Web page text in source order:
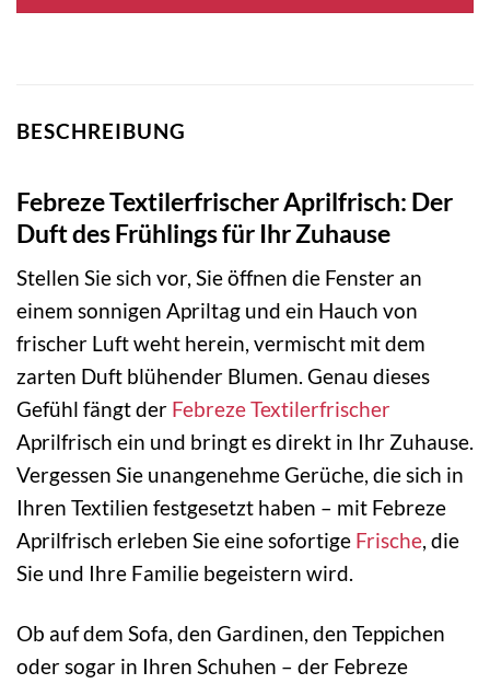
BESCHREIBUNG
Febreze Textilerfrischer Aprilfrisch: Der
Duft des Frühlings für Ihr Zuhause
Stellen Sie sich vor, Sie öffnen die Fenster an
einem sonnigen Apriltag und ein Hauch von
frischer Luft weht herein, vermischt mit dem
zarten Duft blühender Blumen. Genau dieses
Gefühl fängt der FebrezeTextilerfrischer
Aprilfrisch ein und bringt es direkt in Ihr Zuhause.
Vergessen Sie unangenehme Gerüche, die sich in
Ihren Textilien festgesetzt haben – mit Febreze
Aprilfrisch erleben Sie eine sofortige Frische, die
Sie und Ihre Familie begeistern wird.
Ob auf dem Sofa, den Gardinen, den Teppichen
oder sogar in Ihren Schuhen – der Febreze